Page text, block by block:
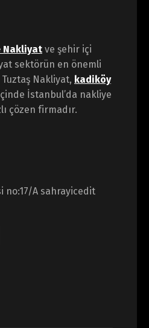
Nakliyat ve şehir içi
sektörün en önemli
Nakliyat, kadiköy
İstanbul’da nakliye
çözen firmadır.
no:17/A sahrayicedit